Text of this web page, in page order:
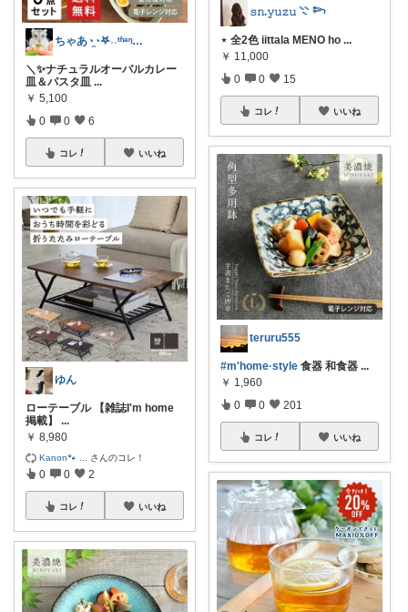
ちゃあ◔̯◔‪𖤐˒˒ᵗʱᵃᵑᵏᵧₒᵤ
＼✨ナチュラルオーバルカレー
皿＆パスタ皿 ...
￥ 5,100
0 0 6
コレ いいね
ゆん
ローテーブル 【雑誌I'm home
掲載】
...
￥ 8,980
Kanon🐾 さんのコレ！
0 0 2
コレ いいね
𝚜𝚗.𝚢𝚞𝚣𝚞 𓇢 𓆸
⋆ 全2色 iittala MENO ho ...
￥ 11,000
0 0 15
コレ いいね
teruru555
#m'home·style 食器 和食器 ...
￥ 1,960
0 0 201
コレ いいね